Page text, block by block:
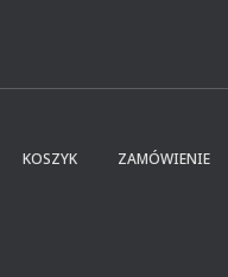
KOSZYK ZAMÓWIENIE